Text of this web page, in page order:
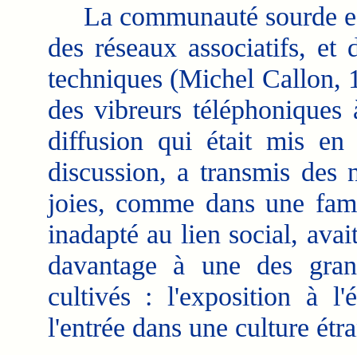
La communauté sourde
des réseaux associatifs, et
techniques (Michel Callon,
des vibreurs
diffusion qui était mis en
discussion, a transmis
joies, comme dans une
inadapté au lien social,
davantage à une des
cultivés : l'exposition à
l'entrée dans une culture